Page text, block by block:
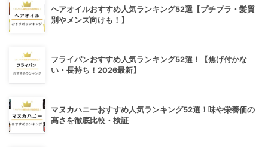
ヘアオイルおすすめ人気ランキング52選【プチプラ・髪質
別やメンズ向けも！】
フライパンおすすめ人気ランキング52選！【焦げ付かな
い・長持ち！2026最新】
マヌカハニーおすすめ人気ランキング52選！味や栄養価の
高さを徹底比較・検証